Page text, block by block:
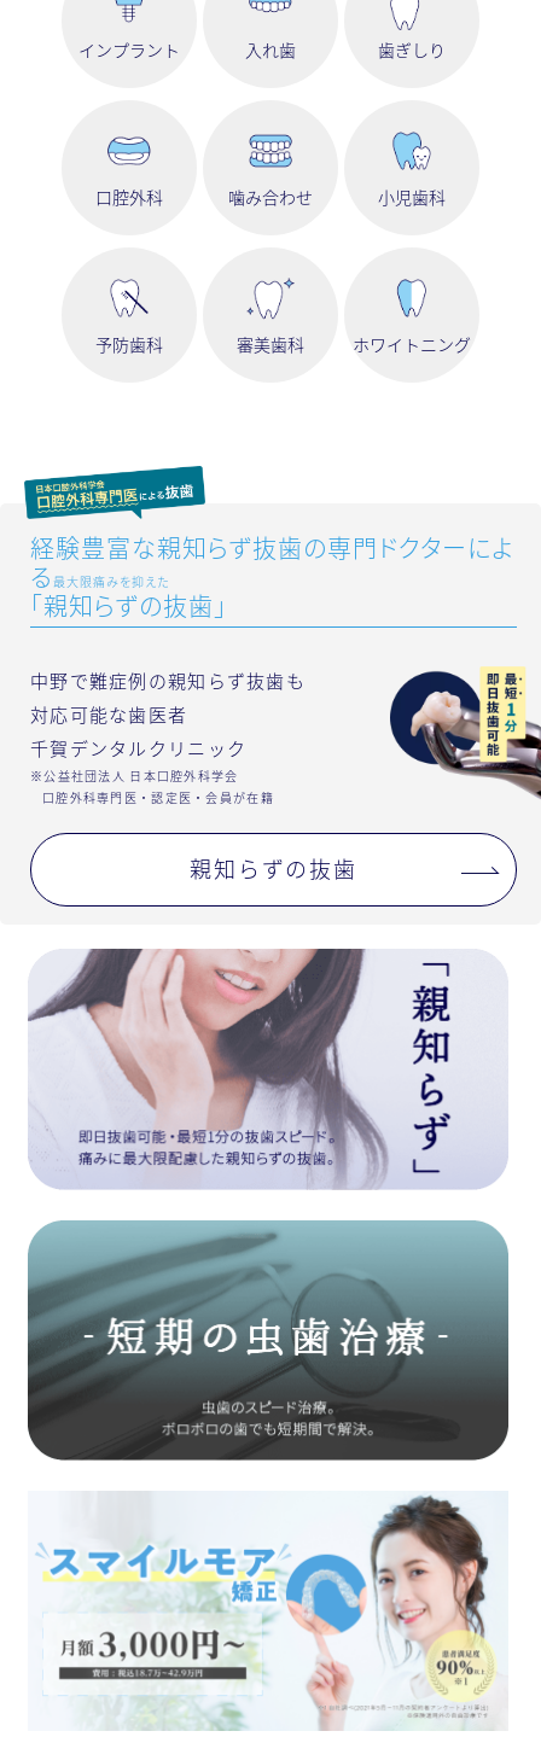
インプラント 入れ歯 歯ぎしり
口腔外科 噛み合わせ 小児歯科
予防歯科 審美歯科 ホワイトニング
経験豊富な親知らず抜歯の専門ドクターによ
る 最大限痛みを抑えた
「親知らずの抜歯」
中野で難症例の親知らず抜歯も
対応可能な歯医者
千賀デンタルクリニック
※公益社団法人 日本口腔外科学会
口腔外科専門医・認定医・会員が在籍
親知らずの抜歯